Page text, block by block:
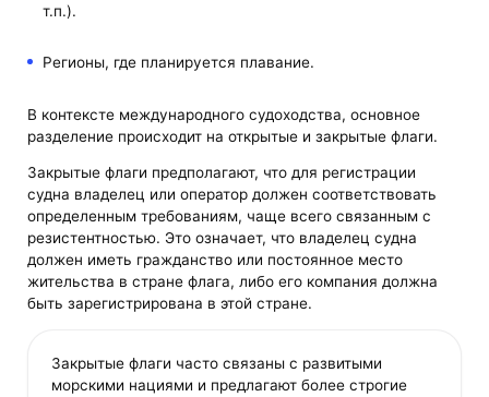
т.п.).
Регионы, где планируется плавание.
В контексте международного судоходства, основное
разделение происходит на открытые и закрытые флаги.
Закрытые флаги предполагают, что для регистрации
судна владелец или оператор должен соответствовать
определенным требованиям, чаще всего связанным с
резистентностью. Это означает, что владелец судна
должен иметь гражданство или постоянное место
жительства в стране флага, либо его компания должна
быть зарегистрирована в этой стране.
Закрытые флаги часто связаны с развитыми
морскими нациями и предлагают более строгие